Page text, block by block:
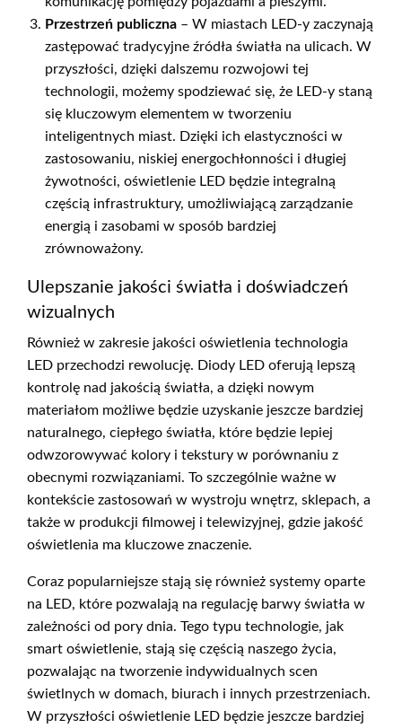
Przestrzeń publiczna – W miastach LED-y zaczynają
zastępować tradycyjne źródła światła na ulicach. W
przyszłości, dzięki dalszemu rozwojowi tej
technologii, możemy spodziewać się, że LED-y staną
się kluczowym elementem w tworzeniu
inteligentnych miast. Dzięki ich elastyczności w
zastosowaniu, niskiej energochłonności i długiej
żywotności, oświetlenie LED będzie integralną
częścią infrastruktury, umożliwiającą zarządzanie
energią i zasobami w sposób bardziej
zrównoważony.
Ulepszanie jakości światła i doświadczeń
wizualnych
Również w zakresie jakości oświetlenia technologia
LED przechodzi rewolucję. Diody LED oferują lepszą
kontrolę nad jakością światła, a dzięki nowym
materiałom możliwe będzie uzyskanie jeszcze bardziej
naturalnego, ciepłego światła, które będzie lepiej
odwzorowywać kolory i tekstury w porównaniu z
obecnymi rozwiązaniami. To szczególnie ważne w
kontekście zastosowań w wystroju wnętrz, sklepach, a
także w produkcji filmowej i telewizyjnej, gdzie jakość
oświetlenia ma kluczowe znaczenie.
Coraz popularniejsze stają się również systemy oparte
na LED, które pozwalają na regulację barwy światła w
zależności od pory dnia. Tego typu technologie, jak
smart oświetlenie, stają się częścią naszego życia,
pozwalając na tworzenie indywidualnych scen
świetlnych w domach, biurach i innych przestrzeniach.
W przyszłości oświetlenie LED będzie jeszcze bardziej